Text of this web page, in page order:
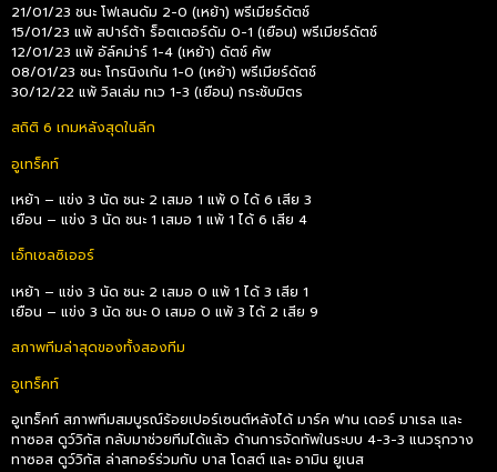
21/01/23 ชนะ โฟเลนดัม 2-0 (เหย้า) พรีเมียร์ดัตช์
15/01/23 แพ้ สปาร์ต้า ร็อตเตอร์ดัม 0-1 (เยือน) พรีเมียร์ดัตช์
12/01/23 แพ้ อัล์คม่าร์ 1-4 (เหย้า) ดัตช์ คัพ
08/01/23 ชนะ โกรนิงเก้น 1-0 (เหย้า) พรีเมียร์ดัตช์
30/12/22 แพ้ วิลเล่ม ทเว 1-3 (เยือน) กระชับมิตร
สถิติ 6 เกมหลังสุดในลีก
อูเทร็คท์
เหย้า – แข่ง 3 นัด ชนะ 2 เสมอ 1 แพ้ 0 ได้ 6 เสีย 3
เยือน – แข่ง 3 นัด ชนะ 1 เสมอ 1 แพ้ 1 ได้ 6 เสีย 4
เอ็กเซลซิเออร์
เหย้า – แข่ง 3 นัด ชนะ 2 เสมอ 0 แพ้ 1 ได้ 3 เสีย 1
เยือน – แข่ง 3 นัด ชนะ 0 เสมอ 0 แพ้ 3 ได้ 2 เสีย 9
สภาพทีมล่าสุดของทั้งสองทีม
อูเทร็คท์
อูเทร็คท์ สภาพทีมสมบูรณ์ร้อยเปอร์เซนต์หลังได้ มาร์ค ฟาน เดอร์ มาเรล และ
ทาซอส ดูว์วิกัส กลับมาช่วยทีมได้แล้ว ด้านการจัดทัพในระบบ 4-3-3 แนวรุกวาง
ทาซอส ดูว์วิกัส ล่าสกอร์ร่วมกับ บาส โดสต์ และ อามิน ยูเนส